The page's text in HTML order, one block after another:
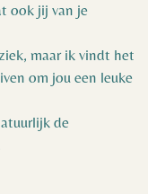
ook jij van je
maar ik vindt het
om jou een leuke
de